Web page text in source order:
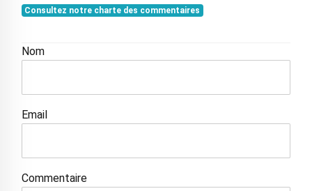
Consultez notre charte des commentaires
Nom
Email
Commentaire